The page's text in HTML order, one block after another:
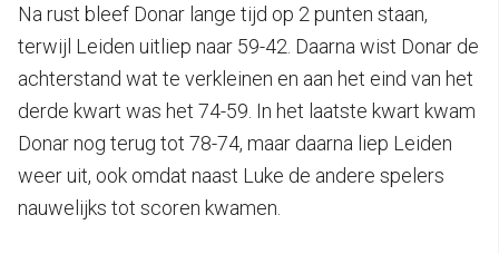
Na rust bleef Donar lange tijd op 2 punten staan,
terwijl Leiden uitliep naar 59-42. Daarna wist Donar de
achterstand wat te verkleinen en aan het eind van het
derde kwart was het 74-59. In het laatste kwart kwam
Donar nog terug tot 78-74, maar daarna liep Leiden
weer uit, ook omdat naast Luke de andere spelers
nauwelijks tot scoren kwamen.